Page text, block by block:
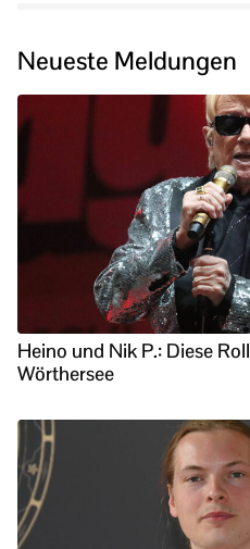
Neueste Meldungen
Heino und Nik P.: Diese
Wörthersee